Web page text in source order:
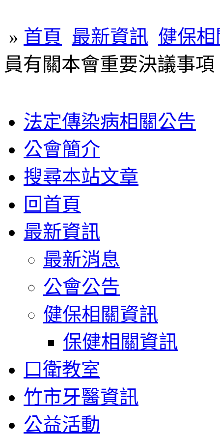
» 首頁 最新資訊 健保
員有關本會重要決議事
法定傳染病相關公告
公會簡介
搜尋本站文章
回首頁
最新資訊
最新消息
公會公告
健保相關資訊
保健相關資訊
口衛教室
竹市牙醫資訊
公益活動